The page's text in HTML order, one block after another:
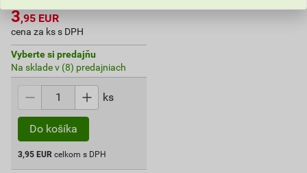
3,95 EUR
cena za ks s DPH
Vyberte si predajňu
Na sklade v (8) predajniach
ks
Do košíka
3,95 EUR celkom s DPH